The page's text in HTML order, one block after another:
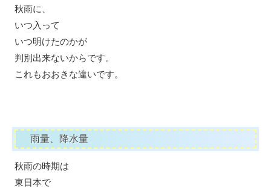
秋雨に、
いつ入って
いつ明けたのかが
判別出来ないからです。
これもおおきな違いです。
雨量、降水量
秋雨の時期は
東日本で